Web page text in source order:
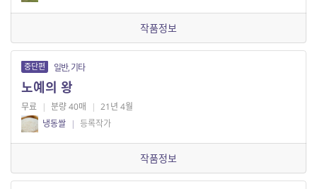
작품정보
중단편 일반, 기타
노예의 왕
무료 | 분량 40매 | 21년 4월
냉동쌀 | 등록작가
작품정보